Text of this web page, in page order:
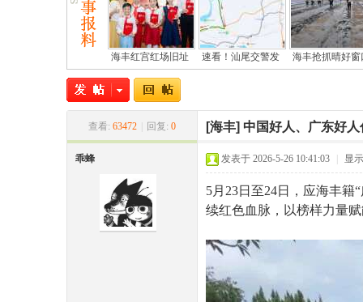
尾
海丰红宫红场旧址 速看！汕尾交警发 海丰抢抓晴好窗
查看: 63472 回复: 0 [海丰] 中国好人、广东好
乖蜂 发表于 2026-5-26 10:41:03 显
5月23日至24日，应海丰籍
续红色血脉，以榜样力量